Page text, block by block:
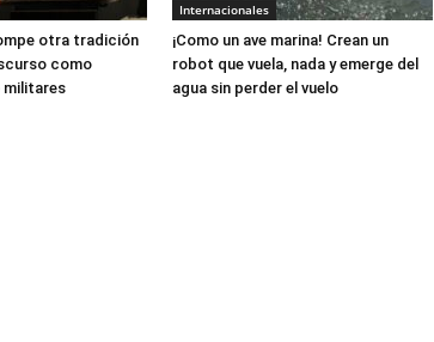
otra tradición
como
militares
Internacionales
¡Como un ave marina! Crean un
robot que vuela, nada y emerge del
agua sin perder el vuelo